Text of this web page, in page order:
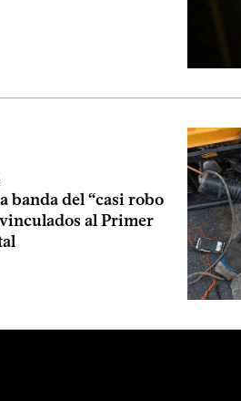
banda del “casi robo
al Primer